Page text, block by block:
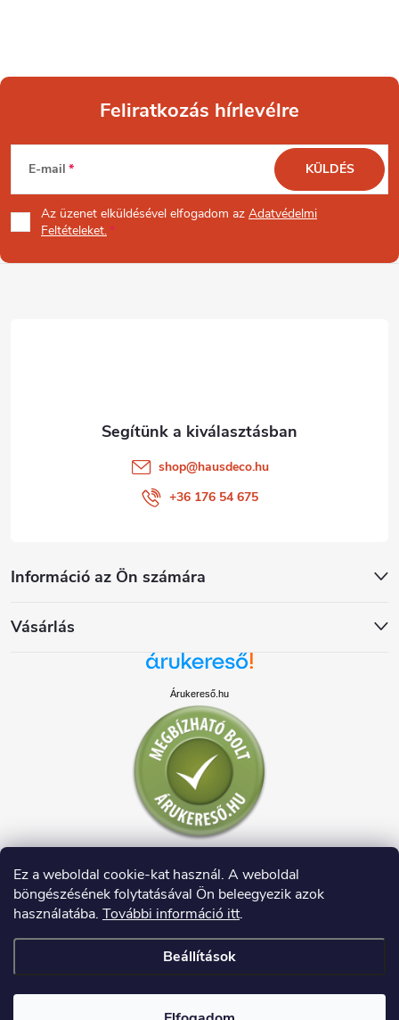
Ez a weboldal cookie-kat használ. A weboldal
böngészésének folytatásával Ön beleegyezik azok
használatába. További információ itt.
Beállítások
L
á
b
Feliratkozás hírlevélre
E-mail
Az üzenet elküldésével elfogadom az Adatvédelmi
Feltételeket.
KÜLDÉS
Információ az Ön számára
Vásárlás
shop@hausdeco.hu
+36 176 54 675
Árukereső.hu
Copyright 2026HAUSDECO.HU. Minden jog fenntartva.